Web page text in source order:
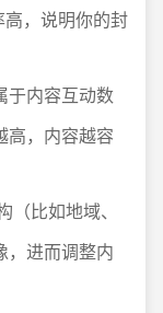
，说明你的封
于内容互动数
高，内容越容
（比如地域、
，进而调整内